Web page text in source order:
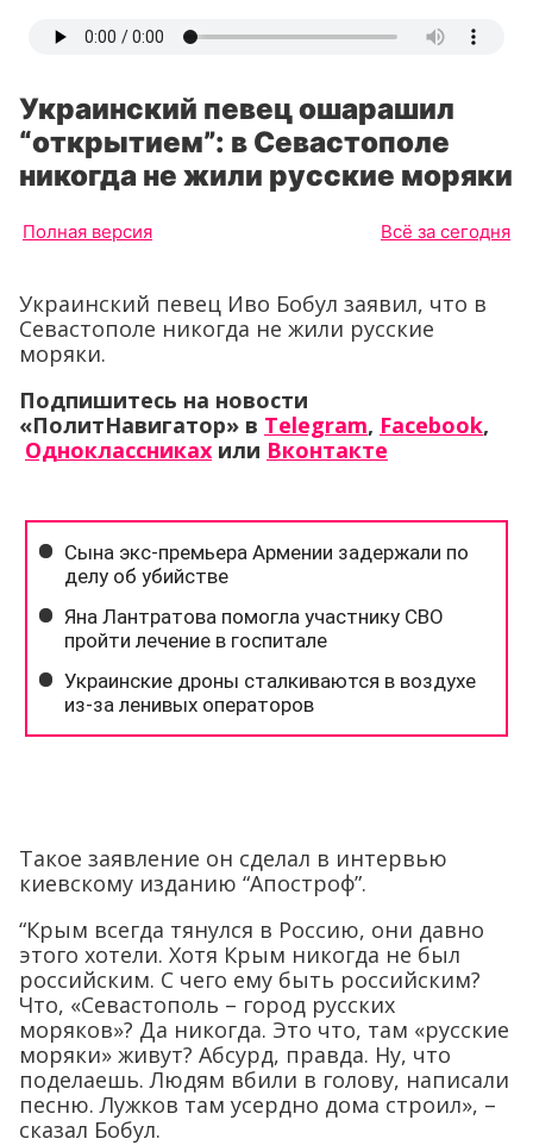
Украинский певец ошарашил
“открытием”: в Севастополе
никогда не жили русские моряки
Полная версия Всё за сегодня
Украинский певец Иво Бобул заявил, что в
Севастополе никогда не жили русские
моряки.
Подпишитесь на новости
«ПолитНавигатор» в Telegram, Facebook,
Одноклассниках или Вконтакте
Такое заявление он сделал в интервью
киевскому изданию “Апостроф”.
“Крым всегда тянулся в Россию, они давно
этого хотели. Хотя Крым никогда не был
российским. С чего ему быть российским?
Что, «Севастополь – город русских
моряков»? Да никогда. Это что, там «русские
моряки» живут? Абсурд, правда. Ну, что
поделаешь. Людям вбили в голову, написали
песню. Лужков там усердно дома строил», –
сказал Бобул.